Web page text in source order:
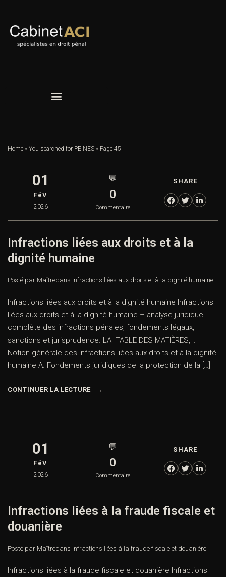
Home » You searched for PEINES » Page 45
01
FéV
2026
💬
0
Commentaire
SHARE
Infractions liées aux droits et à la
dignité humaine
Posté par Maîtredans Infractions liées aux droits et à la dignité humaine
Infractions liées aux droits et à la dignité humaine Infractions
liées aux droits et à la dignité humaine – analyse juridique
complète des infractions pénales, fondements légaux,
sanctions et jurisprudence. LA TABLE DES MATIÈRES, I.
Notion générale des infractions liées aux droits et à la dignité
humaine A. Fondements juridiques de la protection de la […]
CONTINUER LA LECTURE
01
FéV
2026
💬
0
Commentaire
SHARE
Infractions liées à la fraude fiscale et
douanière
Posté par Maîtredans Infractions liées à la fraude fiscale et douanière
Infractions liées à la fraude fiscale et douanière Infractions